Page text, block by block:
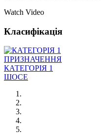
Watch Video
Класифікація
ПРИЗНАЧЕННЯ
КАТЕГОРІЯ 1
ШОСЕ